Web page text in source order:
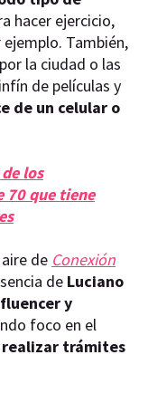
hacer ejercicio,
También,
la ciudad o las
de películas y
de un celular o
los
70 que tiene
de Conexión
de Luciano
y
foco en el
realizar trámites